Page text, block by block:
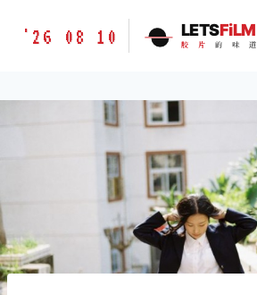
胶
味
'26 08 10 LETSFiLM
胶 片 的 味 道